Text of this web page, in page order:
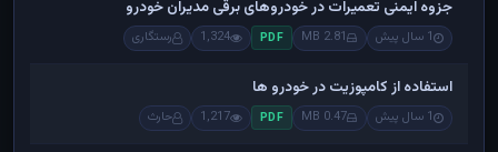
جزوه ایمنی تعمیرات در خودروهای برقی مدیران خودرو
1 سال پیش 2.81 MB
PDF
1,324 رستگاری
استفاده از کامپوزیت در خودرو ها
1 سال پیش 0.47 MB
PDF
1,217 حارث